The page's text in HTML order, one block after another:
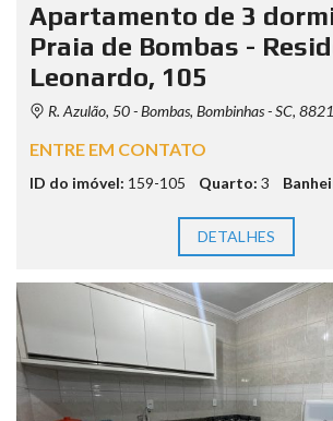
Apartamento de 3
Praia de Bombas -
Leonardo, 105
R. Azulão, 50 - Bombas, Bombinhas - SC,
ENTRE EM CONTATO
ID do imóvel: 159-105 Quarto: 3
DETALHES